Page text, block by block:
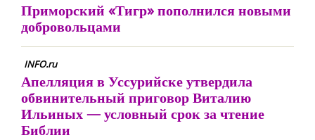
Приморский «Тигр» пополнился новыми
добровольцами
INFO.ru
Апелляция в Уссурийске утвердила
обвинительный приговор Виталию
Ильиных — условный срок за чтение
Библии